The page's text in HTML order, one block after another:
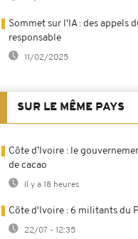
Sommet sur l'IA : des appels
responsable
11/02/2025
SUR LE MÊME PAYS
Côte d’Ivoire : le
de cacao
Il y a 18 heures
Côte d'Ivoire : 6 militants du
22/07 - 12:35